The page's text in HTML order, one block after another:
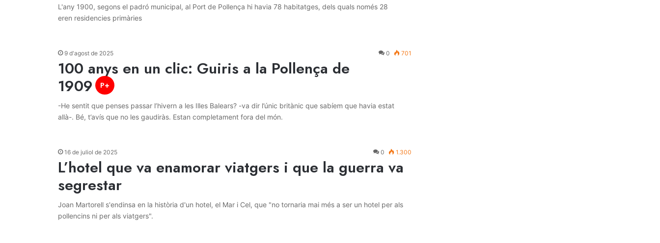
L'any 1900, segons el padró municipal, al Port de Pollença hi havia 78 habitatges, dels quals només 28
eren residencies primàries
9 d'agost de 2025 0 701
100 anys en un clic: Guiris a la Pollença de
1909
P+
-He sentit que penses passar l’hivern a les Illes Balears? -va dir l’únic britànic que sabíem que havia estat
allà-. Bé, t’avís que no les gaudiràs. Estan completament fora del món.
16 de juliol de 2025 0 1.300
L’hotel que va enamorar viatgers i que la guerra va
segrestar
Joan Martorell s'endinsa en la història d'un hotel, el Mar i Cel, que "no tornaria mai més a ser un hotel per als
pollencins ni per als viatgers".